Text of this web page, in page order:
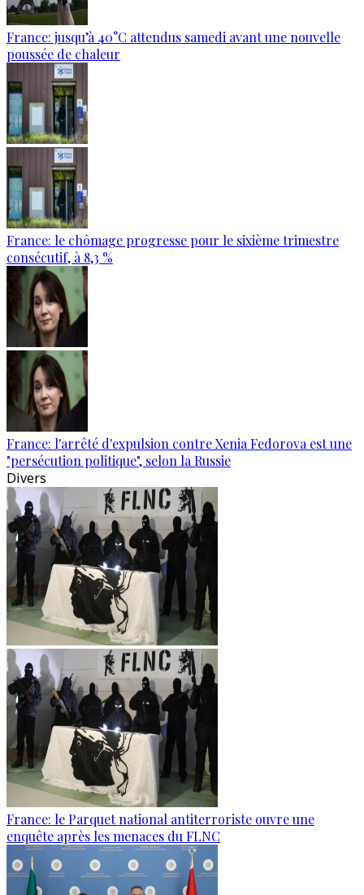
France: jusqu’à 40°C attendus samedi avant une nouvelle
poussée de chaleur
France: le chômage progresse pour le sixième trimestre
consécutif, à 8,3 %
France: l'arrêté d'expulsion contre Xenia Fedorova est une
"persécution politique", selon la Russie
Divers
France: le Parquet national antiterroriste ouvre une
enquête après les menaces du FLNC